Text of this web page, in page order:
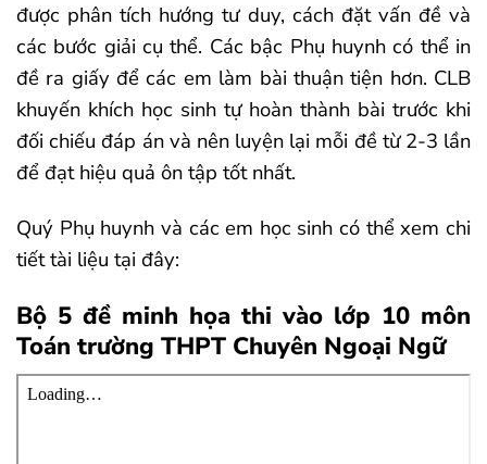
được phân tích hướng tư duy, cách đặt vấn đề và
các bước giải cụ thể. Các bậc Phụ huynh có thể in
đề ra giấy để các em làm bài thuận tiện hơn. CLB
khuyến khích học sinh tự hoàn thành bài trước khi
đối chiếu đáp án và nên luyện lại mỗi đề từ 2-3 lần
để đạt hiệu quả ôn tập tốt nhất.
Quý Phụ huynh và các em học sinh có thể xem chi
tiết tài liệu tại đây:
Bộ 5 đề minh họa thi vào lớp 10 môn
Toán trường THPT Chuyên Ngoại Ngữ